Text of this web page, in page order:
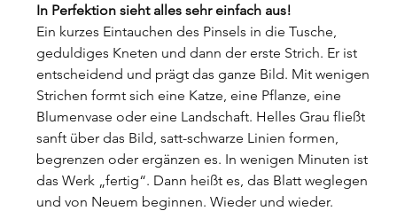
In Perfektion sieht alles sehr einfach aus!
Ein kurzes Eintauchen des Pinsels in die Tusche,
geduldiges Kneten und dann der erste Strich. Er ist
entscheidend und prägt das ganze Bild. Mit wenigen
Strichen formt sich eine Katze, eine Pflanze, eine
Blumenvase oder eine Landschaft. Helles Grau fließt
sanft über das Bild, satt-schwarze Linien formen,
begrenzen oder ergänzen es. In wenigen Minuten ist
das Werk „fertig“. Dann heißt es, das Blatt weglegen
und von Neuem beginnen. Wieder und wieder.